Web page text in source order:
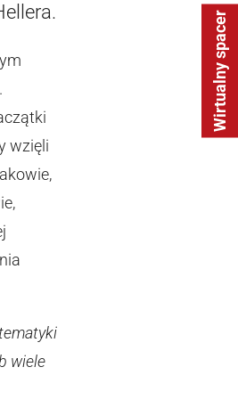
Wirtualny spacer
wzięli
wiele